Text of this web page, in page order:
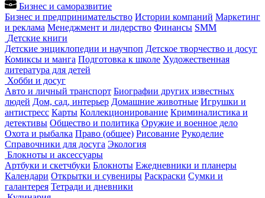
Бизнес и саморазвитие
Бизнес и предпринимательство Истории компаний Маркетинг
и реклама Менеджмент и лидерство Финансы SMM
Детские книги
Детские энциклопедии и научпоп Детское творчество и досуг
Комиксы и манга Подготовка к школе Художественная
литература для детей
Хобби и досуг
Авто и личный транспорт Биографии других известных
людей Дом, сад, интерьер Домашние животные Игрушки и
антистресс Карты Коллекционирование Криминалистика и
детективы Общество и политика Оружие и военное дело
Охота и рыбалка Право (общее) Рисование Рукоделие
Справочники для досуга Экология
Блокноты и аксессуары
Артбуки и скетчбуки Блокноты Ежедневники и планеры
Календари Открытки и сувениры Раскраски Сумки и
галантерея Тетради и дневники